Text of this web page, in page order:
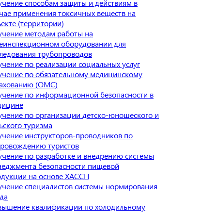
способам защиты и действиям в
применения токсичных веществ на
(территории)
методам работы на
оборудовании для
трубопроводов
по реализации социальных услуг
по обязательному медицинскому
(ОМС)
по информационной безопасности в
по организации детско-юношеского и
туризма
инструкторов-проводников по
туристов
по разработке и внедрению системы
безопасности пищевой
на основе ХАССП
специалистов системы нормирования
квалификации по холодильному